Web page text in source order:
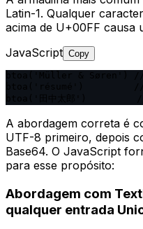
Latin-1. Qualquer
acima de U+00FF causa
JavaScript Copy
btoa('Müller & Søren')
btoa('résumé')         //
btoa('田中太郎')         //
A abordagem correta é
UTF-8 primeiro, depois
Base64. O JavaScript
para esse propósito:
Abordagem com
qualquer entrada